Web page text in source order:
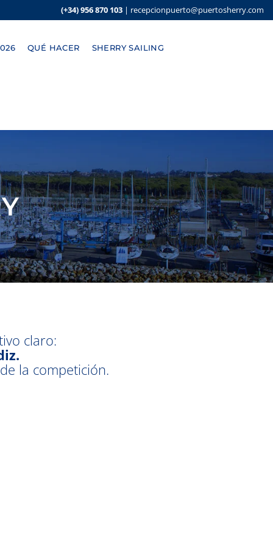
(+34) 956 870 103 | recepcionpuerto@puertosherry.com
QUÉ HACER SHERRY SAILING
claro:
la competición.